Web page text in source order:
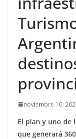
noviembre 10,
El plan y uno de
que generará